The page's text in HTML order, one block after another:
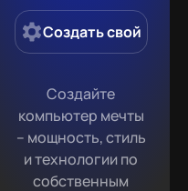
Создать свой
Создайте
компьютер мечты
– мощность, стиль
и технологии по
собственным